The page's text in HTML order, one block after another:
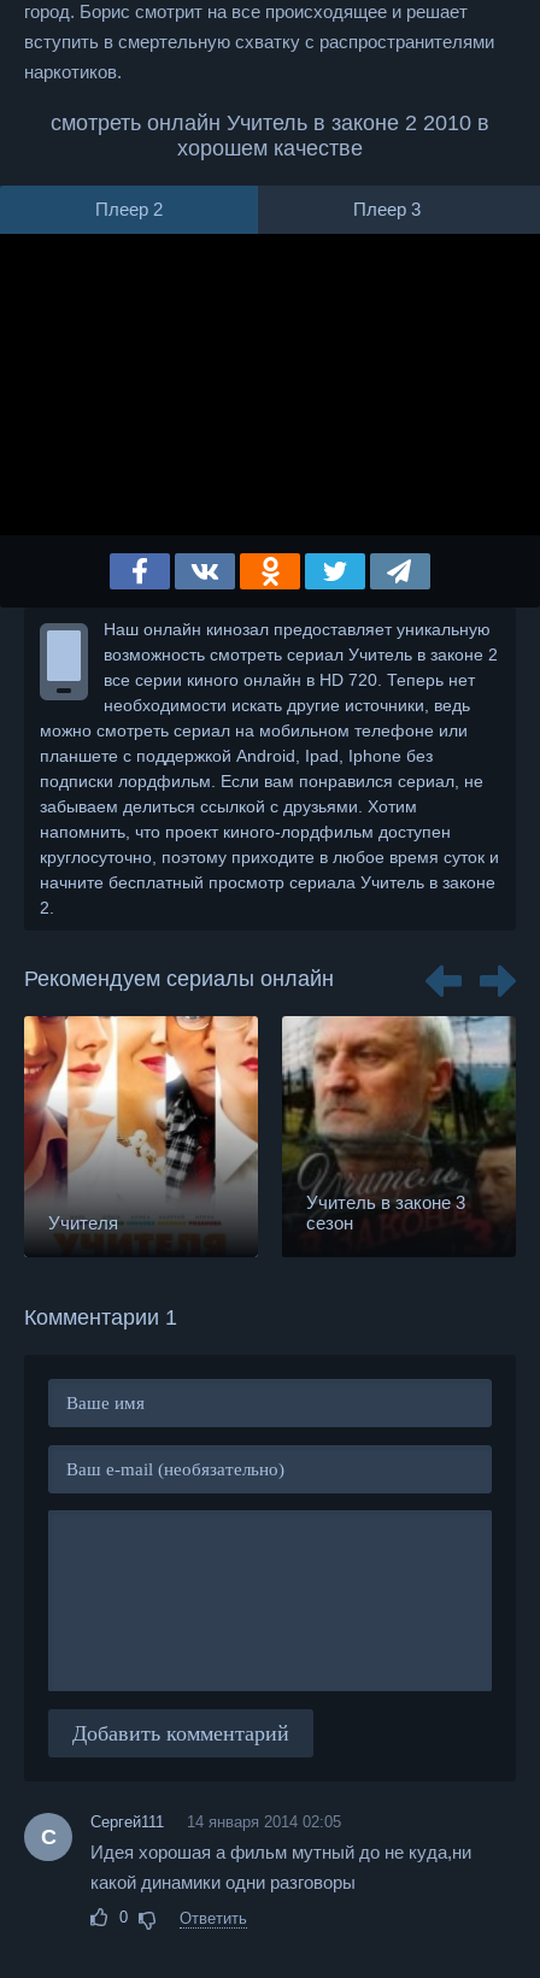
город. Борис смотрит на все происходящее и решает
вступить в смертельную схватку с распространителями
наркотиков.
смотреть онлайн Учитель в законе 2 2010 в
хорошем качестве
Плеер 2 Плеер 3
Наш онлайн кинозал предоставляет уникальную
возможность смотреть сериал Учитель в законе 2
все серии киного онлайн в HD 720. Теперь нет
необходимости искать другие источники, ведь
можно смотреть сериал на мобильном телефоне или
планшете с поддержкой Android, Ipad, Iphone без
подписки лордфильм. Если вам понравился сериал, не
забываем делиться ссылкой с друзьями. Хотим
напомнить, что проект киного-лордфильм доступен
круглосуточно, поэтому приходите в любое время суток и
начните бесплатный просмотр сериала Учитель в законе
2.
Рекомендуем сериалы онлайн
Учителя
Учитель в законе 3
сезон
Комментарии 1
Добавить комментарий
С
Сергей111 14 января 2014 02:05
Идея хорошая а фильм мутный до не куда,ни
какой динамики одни разговоры
0 Ответить